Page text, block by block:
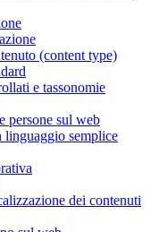
(content type)
e tassonomie
persone sul web
linguaggio semplice
dei contenuti